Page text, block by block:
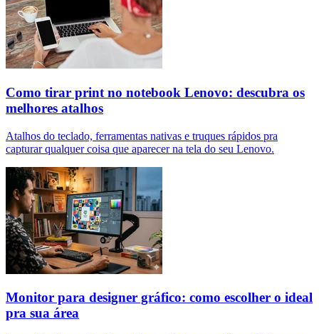
Como tirar print no notebook Lenovo: descubra os
melhores atalhos
Atalhos do teclado, ferramentas nativas e truques rápidos pra
capturar qualquer coisa que aparecer na tela do seu Lenovo.
Monitor para designer gráfico: como escolher o ideal
pra sua área